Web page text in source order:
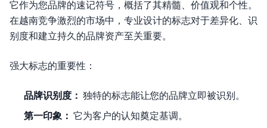
它作为您品牌的速记符号，概括了其精髓、价值观和个性。
在越南竞争激烈的市场中，专业设计的标志对于差异化、识
别度和建立持久的品牌资产至关重要。
强大标志的重要性：
品牌识别度： 独特的标志能让您的品牌立即被识别。
第一印象： 它为客户的认知奠定基调。